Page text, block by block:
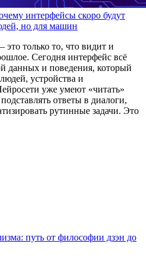
интерфейсы скоро будут
но для машин
только то, что видит и
Сегодня интерфейс всё
данных и поведения, который
устройства и
уже умеют «читать»
ответы в диалоги,
рутинные задачи. Это
путь от философии дзэн до